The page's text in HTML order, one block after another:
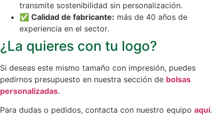
transmite sostenibilidad sin personalización.
✅ Calidad de fabricante: más de 40 años de
experiencia en el sector.
¿La quieres con tu logo?
Si deseas este mismo tamaño con impresión, puedes
pedirnos presupuesto en nuestra sección de bolsas
personalizadas.
Para dudas o pedidos, contacta con nuestro equipo aquí.